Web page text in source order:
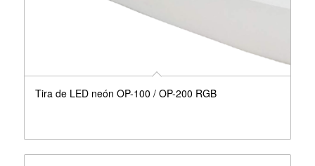
Tira de LED neón OP-100 / OP-200 RGB